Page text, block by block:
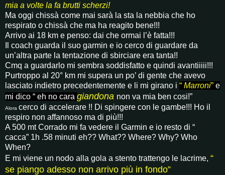
mia a volte la fa brutti scherzi!
Ma oggi chissà come mai sarà la sta la nebbia che ho
respirato o chissà che ma ha reagito bene!!!
Arrivo ai 18 km e penso: dai che ormai l’è fatta!!!
Il coach guarda il suo garmin e io cerco di guardare da
un’altra parte la tentazione di sbirciare era tanta!!
Cmq a guardarlo mi sembra soddisfatto e quindi avantiiiii!!!
Purtroppo al 20° km mi supera un po’ di gente che avevo
lasciato indietro precedentemente e li mi girano i “ Marroni” e
mi dico “ eh no cara giandona non va mia ben cosi!”
Alora cerco di accelerare !! Di spingere con le gambe!!! Ho il
respiro non affannoso ma di più!!!
A 500 mt Corrado mi fa vedere il Garmin e io resto di “
cacca” 1h .58 minuti eh?? What?? Where? Why? Who
When?
E mi viene un nodo alla gola a stento trattengo le lacrime, “
se piango adesso non arrivo più in fondo”